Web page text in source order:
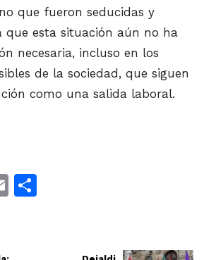
que fueron seducidas y
que esta situación aún no ha
necesaria, incluso en los
de la sociedad, que siguen
como una salida laboral.
Email